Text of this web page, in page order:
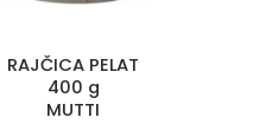
PANIRANI NUGGETSI
700 G
AMADORI